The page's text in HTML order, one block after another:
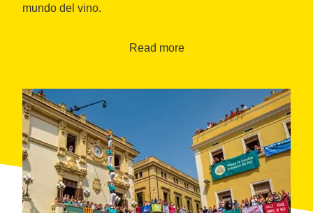
mundo del vino.
- Ruta del vino, junto a Barcelona.
- Paisaje de mar y montaña.
Losproductos más destacados:
- RV Penedès
- Penedès 360º
- Miravinya
- Eventos - ferias del vino
También pueden ser interesantes:
- Carretera del Vino
Read more